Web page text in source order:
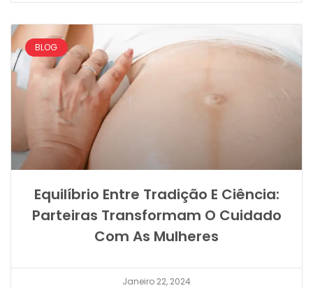
BLOG
Equilíbrio Entre Tradição E Ciência:
Parteiras Transformam O Cuidado
Com As Mulheres
Janeiro 22, 2024